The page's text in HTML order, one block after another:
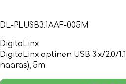
DL-PLUSB3.1AAF-005M
DigitaLinx
DigitaLinx optinen USB 3.x/2.0/
naaras), 5m